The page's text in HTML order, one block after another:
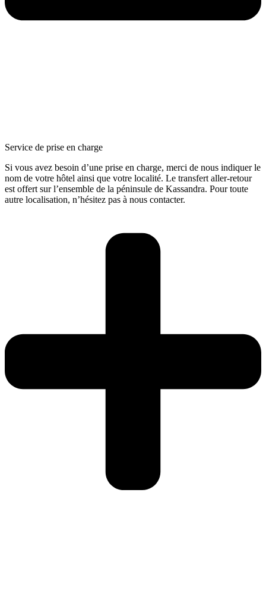
Service de prise en charge
Si vous avez besoin d’une prise en charge, merci de nous indiquer le
nom de votre hôtel ainsi que votre localité. Le transfert aller-retour
est offert sur l’ensemble de la péninsule de Kassandra. Pour toute
autre localisation, n’hésitez pas à nous contacter.